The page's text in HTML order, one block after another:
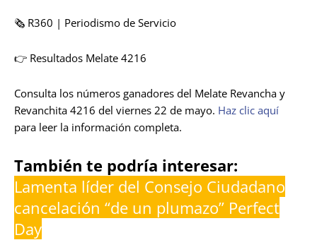
🗞️ R360 | Periodismo de Servicio
👉 Resultados Melate 4216
Consulta los números ganadores del Melate Revancha y
Revanchita 4216 del viernes 22 de mayo. Haz clic aquí
para leer la información completa.
También te podría interesar:
Lamenta líder del Consejo Ciudadano
cancelación “de un plumazo” Perfect
Day